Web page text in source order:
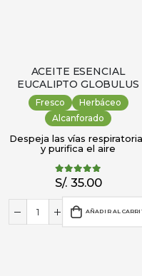
ACEITE ESENCIAL
EUCALIPTO GLOBULUS
Fresco
Herbáceo
Alcanforado
Despeja las vías
y purifica el aire
5.00out of 5
S/.35.00
AÑADIR AL